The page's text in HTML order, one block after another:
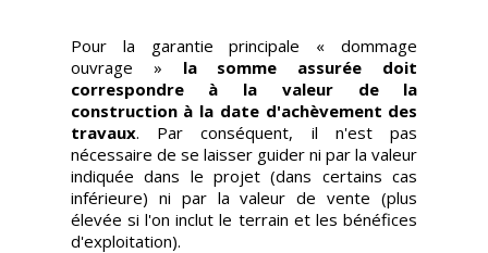
Pour la garantie principale « dommage
ouvrage » la somme assurée doit
correspondre à la valeur de la
construction à la date d'achèvement des
travaux. Par conséquent, il n'est pas
nécessaire de se laisser guider ni par la valeur
indiquée dans le projet (dans certains cas
inférieure) ni par la valeur de vente (plus
élevée si l'on inclut le terrain et les bénéfices
d'exploitation).